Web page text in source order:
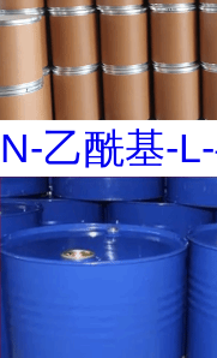
N-乙酰基-